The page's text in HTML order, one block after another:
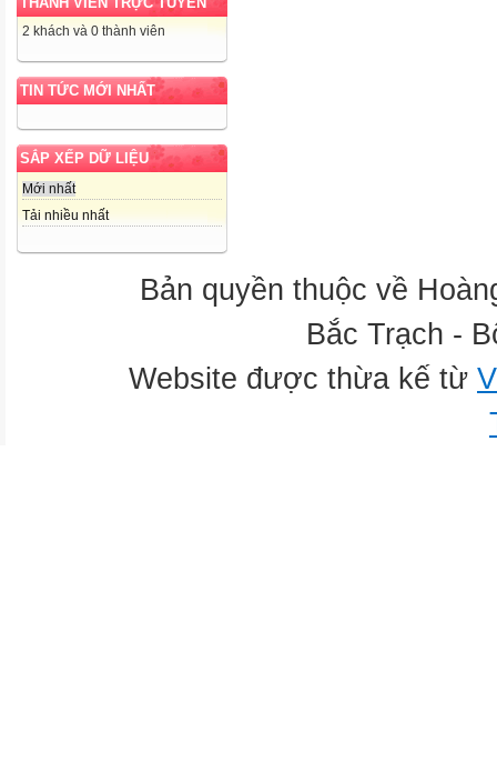
2 khách và 0 thành viên
TIN TỨC MỚI NHẤT
SẮP XẾP DỮ LIỆU
Mới nhất
Tải nhiều nhất
Bản quyền thuộc về
Bắc Trạch -
Website được thừa kế từ